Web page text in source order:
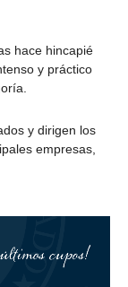
hace hincapié
y práctico
y dirigen los
empresas,